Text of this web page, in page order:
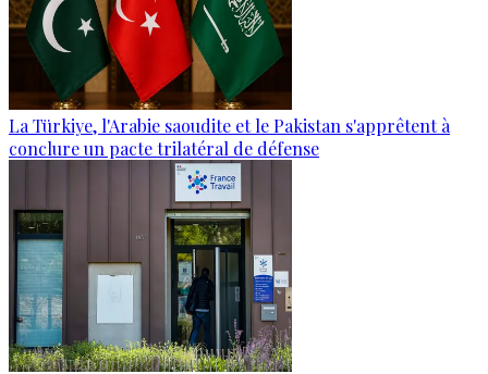
La Türkiye, l'Arabie saoudite et le Pakistan s'apprêtent à
conclure un pacte trilatéral de défense